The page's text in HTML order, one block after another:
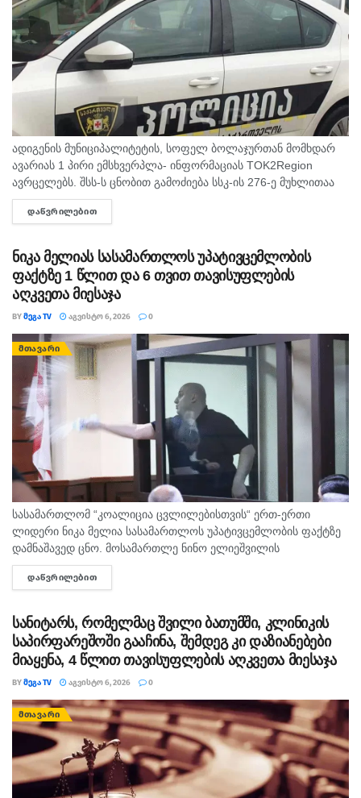
ადიგენის მუნიციპალიტეტის, სოფელ ბოლაჯურთან მომხდარ
ავარიას 1 პირი ემსხვერპლა- ინფორმაციას TOK2Region
ავრცელებს. შსს-ს ცნობით გამოძიება სსკ-ის 276-ე მუხლითაა
დაწყებული, რაც ტრანსპორტის მოძრაობის უსაფრთხოების ან
ექსპლუატაციის წესის დარღვევას გულისხმობს.
ᲓᲐᲬᲕᲠᲘᲚᲔᲑᲘᲗ
ნიკა მელიას სასამართლოს უპატივცემლობის
ფაქტზე 1 წლით და 6 თვით თავისუფლების
აღკვეთა მიესაჯა
BYᲛᲔᲒᲐ TV ᲐᲒᲕᲘᲡᲢᲝ 6, 2026 0
ᲛᲗᲐᲕᲐᲠᲘ
სასამართლომ “კოალიცია ცვლილებისთვის“ ერთ-ერთი
ლიდერი ნიკა მელია სასამართლოს უპატივცემლობის ფაქტზე
დამნაშავედ ცნო. მოსამართლე ნინო ელიეშვილის
გადაწყვეტილებით, ნიკა მელიას 1 წლით და 6 თვით
თავისუფლების აღკვეთა მიესაჯა, თუმცა აღნიშნულმა
ᲓᲐᲬᲕᲠᲘᲚᲔᲑᲘᲗ
სანიტარს, რომელმაც შვილი ბათუმში, კლინიკის
საპირფარეშოში გააჩინა, შემდეგ კი დაზიანებები
მიაყენა, 4 წლით თავისუფლების აღკვეთა მიესაჯა
BYᲛᲔᲒᲐ TV ᲐᲒᲕᲘᲡᲢᲝ 6, 2026 0
ᲛᲗᲐᲕᲐᲠᲘ